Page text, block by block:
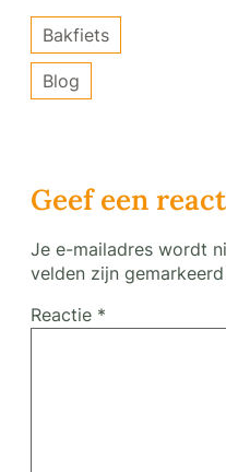
Bakfiets
Blog
Geef een
Je e-mailadres wordt
velden zijn
Reactie *